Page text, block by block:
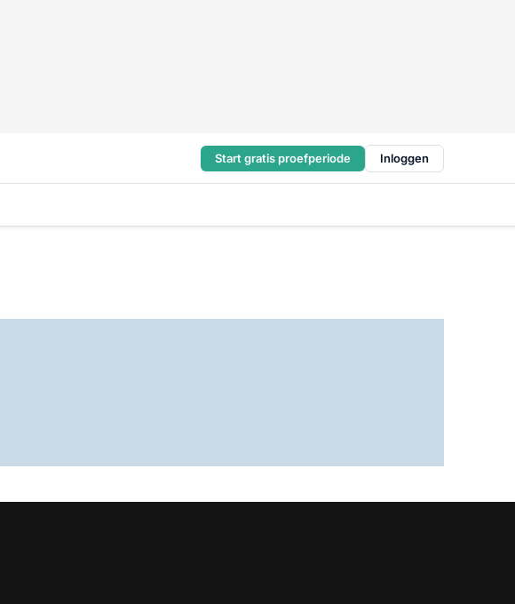
Start gratis proefperiode Inloggen